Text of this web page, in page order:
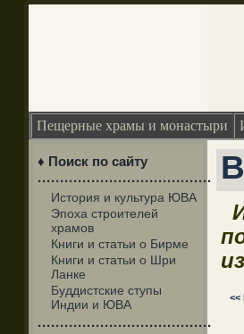
Пещерные храмы и монастыри
♦ Поиск по сайту
·······································
История и культура ЮВА
Эпоха строителей
храмов
Книги и статьи о Бирме
Книги и статьи о Шри
Ланке
Буддистские ступы
Индии и ЮВА
·······································
<<